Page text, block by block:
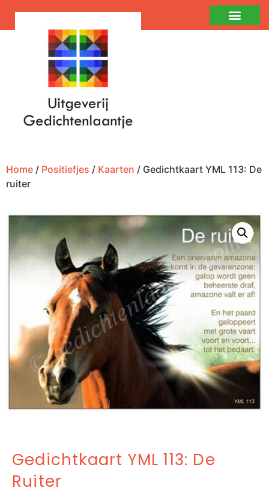
Home / Positiefjes / Kaarten / Gedichtkaart YML 113: De
ruiter
Gedichtkaart YML 113: De
Ruiter